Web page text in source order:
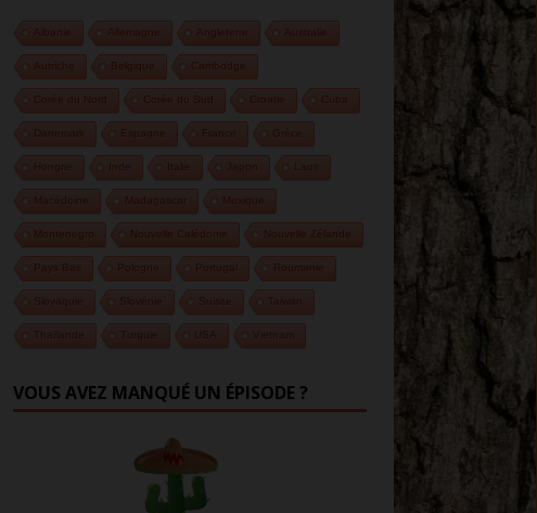
Albanie Allemagne Angleterre Australie
Autriche Belgique
Corée du Nord Corée du Sud
Danemark Espagne France Grèce
Hongrie
Macédoine Madagascar Mexique
Montenegro Nouvelle Calédonie Nouvelle Zélande
Pays Bas Pologne Portugal Roumanie
Slovaquie Slovénie Suisse Taiwan
Thaïlande USA Vietnam
VOUS AVEZ MANQUÉ UN ÉPISODE ?